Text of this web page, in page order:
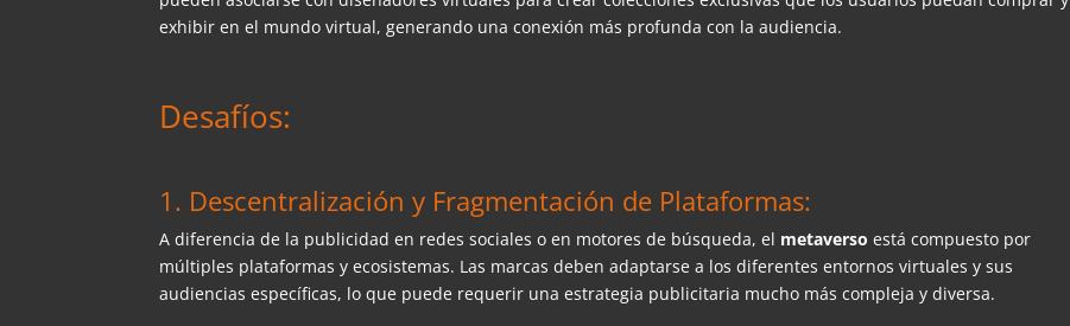
exhibir en el mundo virtual, generando una conexión más profunda con la audiencia.
Desafíos:
1. Descentralización y Fragmentación de Plataformas:
A diferencia de la publicidad en redes sociales o en motores de búsqueda, el metaversoestá compuesto por
múltiples plataformas y ecosistemas. Las marcas deben adaptarse a los diferentes entornos virtuales y sus
audiencias específicas, lo que puede requerir una estrategia publicitaria mucho más compleja y diversa.